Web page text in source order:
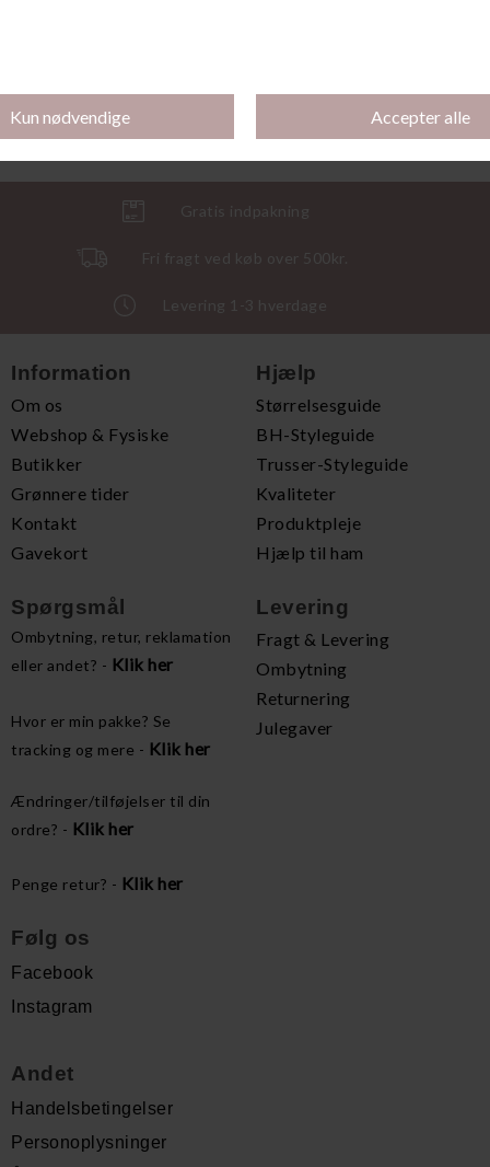
Gratis indpakning
Fri fragt ved køb over 500kr.
Levering 1-3 hverdage
Information
Om os
Webshop & Fysiske
Butikker
Grønnere tider
Kontakt
Gavekort
Hjælp
Størrelsesguide
BH-Styleguide
Trusser-Styleguide
Kvaliteter
Produktpleje
Hjælp til ham
Spørgsmål
Ombytning, retur, reklamation
eller andet? - Klik her
Hvor er min pakke? Se
tracking og mere - Klik her
Ændringer/tilføjelser til din
ordre? - Klik her
Penge retur? - Klik her
Levering
Fragt & Levering
Ombytning
Returnering
Julegaver
Følg os
Facebook
Instagram
Andet
Handelsbetingelser
Personoplysninger